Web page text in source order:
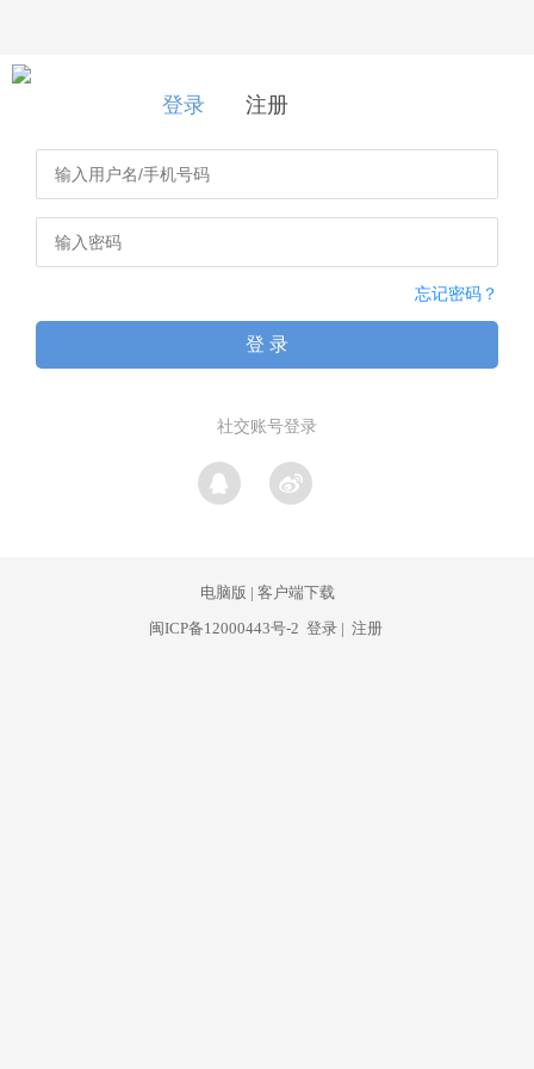
登录 注册
忘记密码？
登 录
社交账号登录
电脑版 | 客户端下载
闽ICP备12000443号-2 登录 | 注册